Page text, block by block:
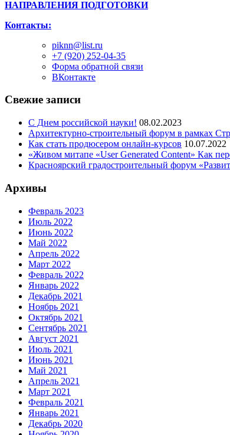
НАПРАВЛЕНИЯ ПОДГОТОВКИ
Контакты:
piknn@list.ru
+7 (920) 252-04-35
Форма обратной связи
ВКонтакте
Свежие записи
С Днем российской науки! 08.02.2023
Архитектурно-строительный форум в рамках
Как стать продюсером онлайн-курсов 10.07.2022
«Живом митапе «User Generated Content» Как
Красноярский градостроительный форум
Архивы
Февраль 2023
Июль 2022
Июнь 2022
Май 2022
Апрель 2022
Март 2022
Февраль 2022
Январь 2022
Декабрь 2021
Ноябрь 2021
Октябрь 2021
Сентябрь 2021
Август 2021
Июль 2021
Июнь 2021
Май 2021
Апрель 2021
Март 2021
Февраль 2021
Январь 2021
Декабрь 2020